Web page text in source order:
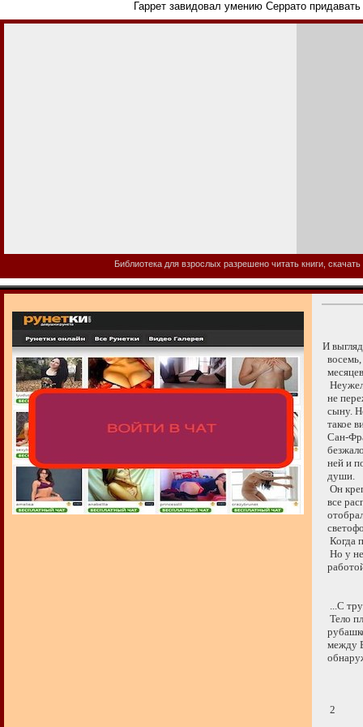
Гаррет завидовал умению Серрато
Библиотека для взрослых разрешено читать книги,
И
не
сыну.
такое
Сан-
ней и
души.
Он
все
Когда
Но у
...С
Тело
между
2